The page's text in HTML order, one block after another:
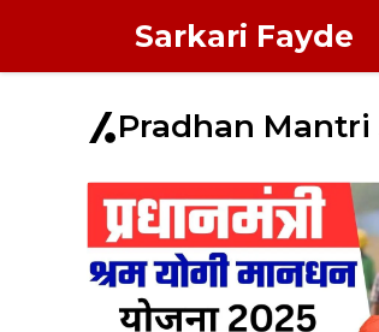
content
Sarkari Fayde
Pradhan Mantri